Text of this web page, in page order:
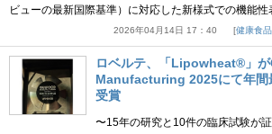
ビューの最新国際基準）に対応した新様式での機能
2026年04月14日 17：40 健康食品
ロベルテ、「Lipowheat®」
Manufacturing 2025にて年間
受賞
〜15年の研究と10件の臨床試験が